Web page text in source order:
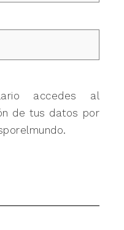
accedes al
de tus datos por